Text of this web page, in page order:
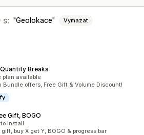
s: Geolokace Vymazat
Breaks
3209
plan available
Bundle offers, Free Gift & Volume Discount!
Gift, BOGO
1014
to install
buy X get Y, BOGO & progress bar